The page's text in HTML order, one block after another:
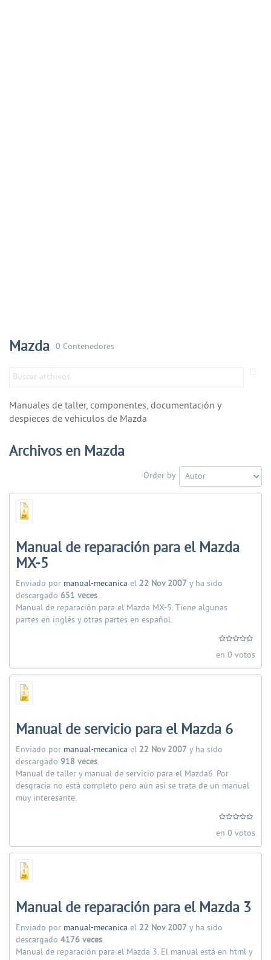
Mazda 0 Contenedores
Manuales de taller, componentes, documentación y
despieces de vehiculos de Mazda
Archivos en Mazda
Order by
Manual de reparación para el Mazda
MX-5
Enviado por manual-mecanica el 22 Nov 2007 y ha sido
descargado 651 veces.
Manual de reparación para el Mazda MX-5. Tiene algunas
partes en inglés y otras partes en español.
en 0 votos
Manual de servicio para el Mazda 6
Enviado por manual-mecanica el 22 Nov 2007 y ha sido
descargado 918 veces.
Manual de taller y manual de servicio para el Mazda6. Por
desgracia no está completo pero aún así se trata de un manual
muy interesante.
en 0 votos
Manual de reparación para el Mazda 3
Enviado por manual-mecanica el 22 Nov 2007 y ha sido
descargado 4176 veces.
Manual de reparación para el Mazda 3. El manual está en html y